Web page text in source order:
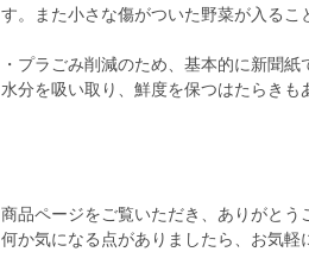
す。また小さな傷がついた野菜が入るこ
・プラごみ削減のため、基本的に新聞
水分を吸い取り、鮮度を保つはたらきも
商品ページをご覧いただき、ありがとう
何か気になる点がありましたら、お気軽